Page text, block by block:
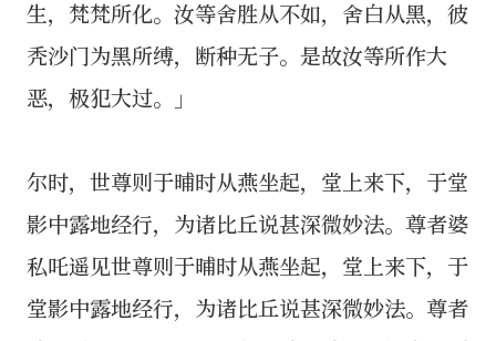
生，梵梵所化。汝等舍胜从不如，舍白从黑，彼
秃沙门为黑所缚，断种无子。是故汝等所作大
恶，极犯大过。」
尔时，世尊则于晡时从燕坐起，堂上来下，于堂
影中露地经行，为诸比丘说甚深微妙法。尊者婆
私吒遥见世尊则于晡时从燕坐起，堂上来下，于
堂影中露地经行，为诸比丘说甚深微妙法。尊者